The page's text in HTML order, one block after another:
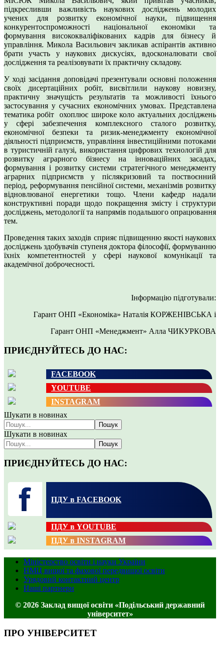
підкресливши важливість наукових досліджень молодих
учених для розвитку економічної науки, підвищення
конкурентоспроможності національної економіки та
формування висококваліфікованих кадрів для бізнесу й
управління. Микола Васильович закликав аспірантів активно
брати участь у наукових дискусіях, вдосконалювати свої
дослідження та реалізовувати їх практичну складову.
У ході засідання доповідачі презентували основні положення
своїх дисертаційних робіт, висвітлили наукову новизну,
практичну значущість результатів та можливості їхнього
застосування у сучасних економічних умовах. Представлена
тематика робіт охоплює широке коло актуальних досліджень
у сфері забезпечення комплексного сталого розвитку,
економічної безпеки та ризик-менеджменту економічної
діяльності підприємств, управління інвестиційними потоками
в туристичній галузі, використання цифрових технологій для
розвитку аграрного бізнесу на інноваційних засадах,
формування і розвитку системи стратегічного менеджменту
аграрних підприємств у післякризовий та поствоєнний
період, реформування пенсійної системи, механізмів розвитку
відновлюваної енергетики тощо. Члени кафедр надали
конструктивні поради щодо покращення змісту і структури
досліджень, методології та напрямів подальшого опрацювання
тем.
Проведення таких заходів сприяє підвищенню якості наукових
досліджень здобувачів ступеня доктора філософії, формуванню
їхніх компетентностей у сфері наукової комунікації та
академічної доброчесності.
Інформацію підготували:
Гарант ОНП «Економіка» Наталія КОРЖЕНІВСЬКА і
Гарант ОНП «Менеджмент» Алла ЧИКУРКОВА
ПРИЄДНУЙТЕСЬ ДО НАС:
FACEBOOK
YOUTUBE
INSTAGRAM
Шукати в новинах
Пошук
Шукати в новинах
Пошук
ПРИЄДНУЙТЕСЬ ДО НАС:
ПДУ в FACEBOOK
ПДУ в YOUTUBE
ПДУ в INSTAGRAM
Міністерство освіти і науки України
НМЦ вищої та фахової передвищої освіти
Урядовий контактний центр
Наші партнери
© 2026 Заклад вищої освіти «Подільський державний
університет»
ПРО УНІВЕРСИТЕТ